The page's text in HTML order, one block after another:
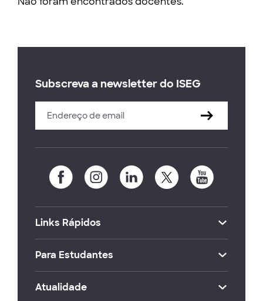
Subscreva a newsletter do ISEG
Links Rápidos
Para Estudantes
Atualidade